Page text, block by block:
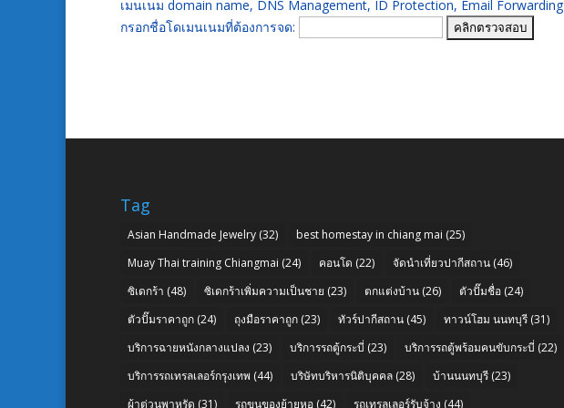
เมนเนม domain name, DNS Management, ID Protection, Email Forwarding
กรอกชื่อโดเมนเนมที่ต้องการจด:
Tag
Asian Handmade Jewelry (32) best homestay in chiang mai (25)
Muay Thai training Chiangmai (24) คอนโด (22) จัดนำเที่ยวปากีสถาน (46)
ซิเดกร้า (48) ซิเดกร้าเพิ่มความเป็นชาย (23) ตกแต่งบ้าน (26) ตัวปั๊มชื่อ (24)
ตัวปั๊มราคาถูก (24) ถุงมือราคาถูก (23) ทัวร์ปากีสถาน (45) ทาวน์โฮม นนทบุรี (31)
บริการฉายหนังกลางแปลง (23) บริการรถตู้กระบี่ (23) บริการรถตู้พร้อมคนขับกระบี่ (22)
บริการรถเทรลเลอร์กรุงเทพ (44) บริษัทบริหารนิติบุคคล (28) บ้านนนทบุรี (23)
ผ้าต่วนพาหุรัด (31) รถขนของย้ายหอ (42) รถเทรลเลอร์รับจ้าง (44)